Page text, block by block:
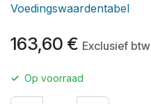
Voedingswaardentabel
163,60 € Exclusief btw
✓ Op voorraad